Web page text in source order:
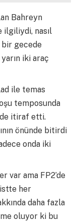
Bahreyn
nasıl
bir gecede
iki araç
ile temas
temposunda
itiraf etti.
önünde bitirdi
onda iki
var ama FP2’de
her
daha fazla
oluyor ki bu